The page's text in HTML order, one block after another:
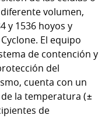
volumen,
y 1536 hoyos y
El equipo
de contención y
del
cuenta con un
la temperatura (±
de